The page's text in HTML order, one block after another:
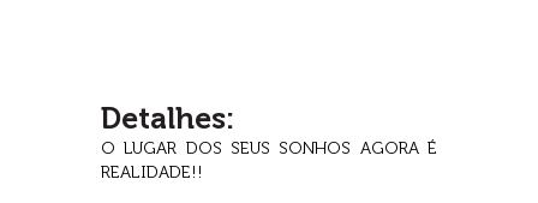
Detalhes:
O LUGAR DOS SEUS SONHOS AGORA É
REALIDADE!!